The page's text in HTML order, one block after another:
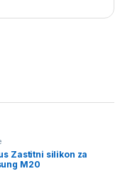
Zastitni silikon za
M20